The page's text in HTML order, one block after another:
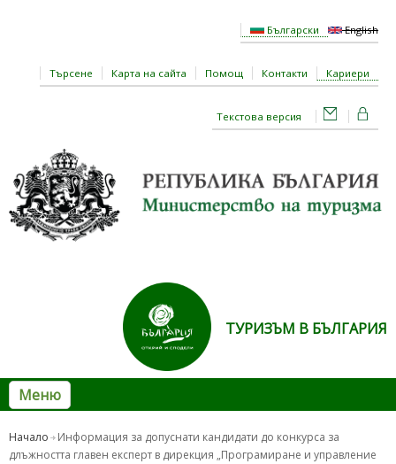
Български English
Търсене Карта на сайта Помощ Контакти Кариери
Текстова версия
ТУРИЗЪМ В БЪЛГАРИЯ
Меню
Начало
Информация за допуснати кандидати до конкурса за
длъжността главен експерт в дирекция „Програмиране и управление